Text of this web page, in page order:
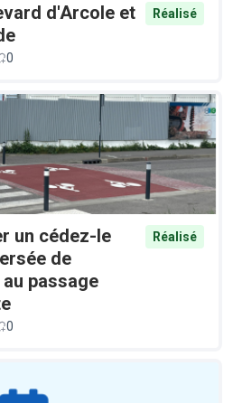
d'Arcole et
Réalisé
0
un cédez-le
de
passage
Réalisé
0